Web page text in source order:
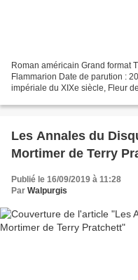
Roman américain Grand format
Flammarion Date de parution :
impériale du XIXe siècle, Fleur
Les Annales du
Mortimer de Terry
Publié le 16/09/2019 à 11:28
Par Walpurgis